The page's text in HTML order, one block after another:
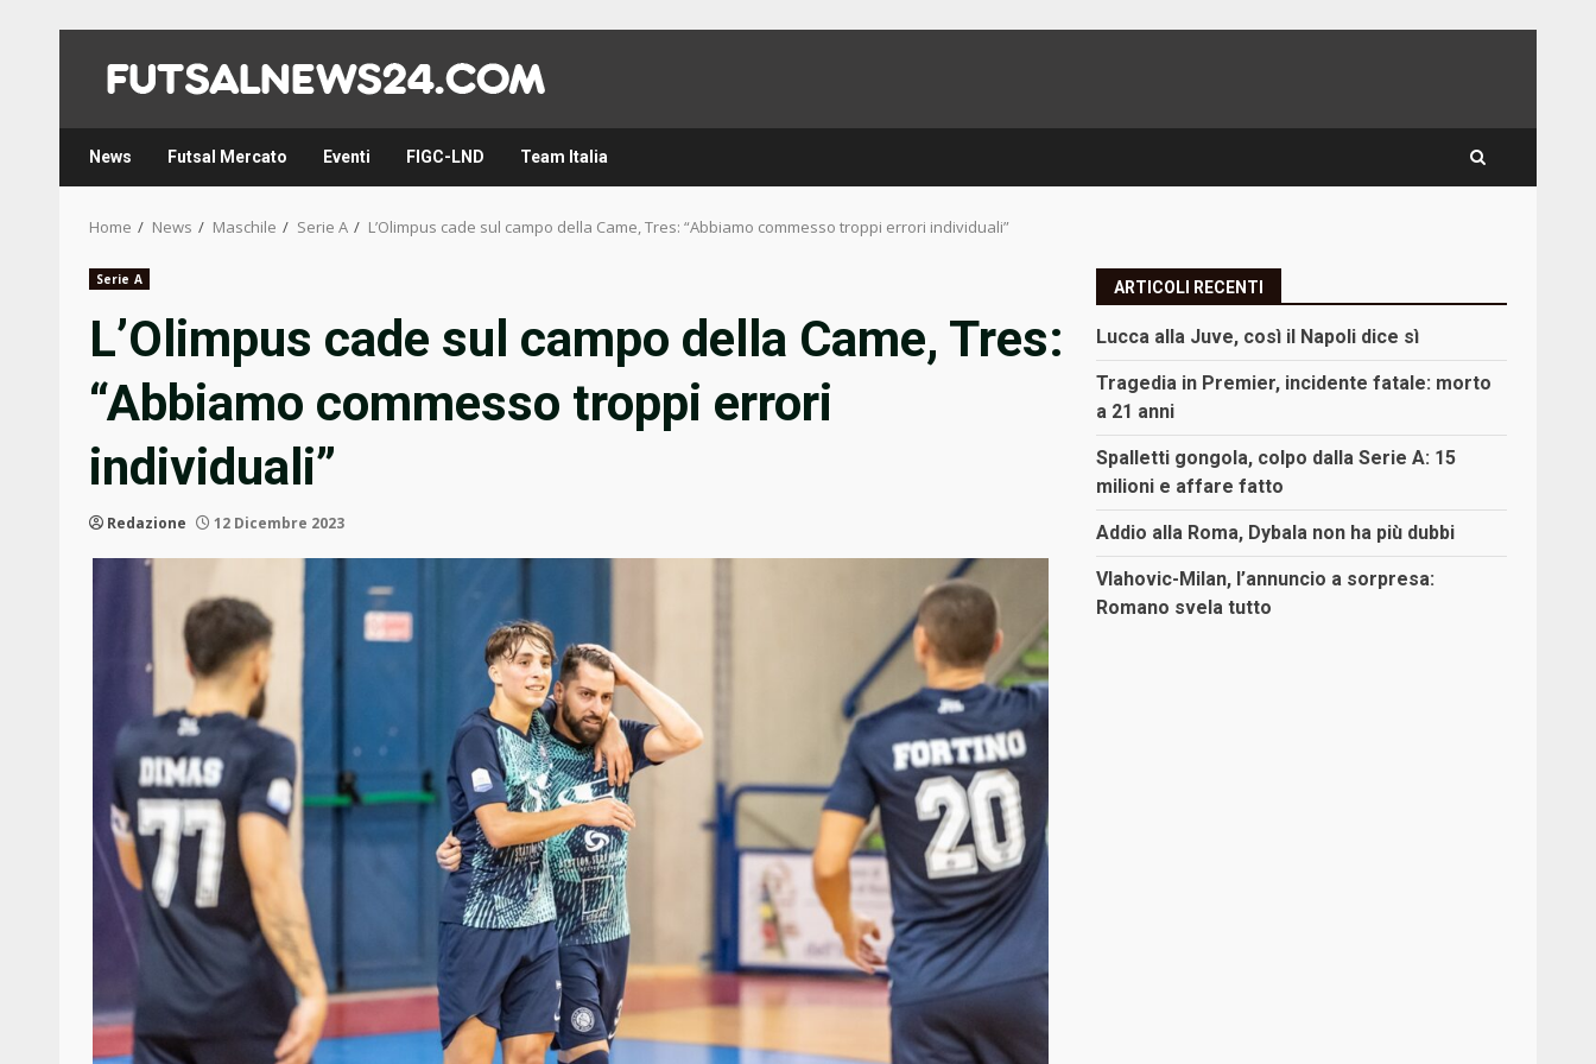
content
News Futsal Mercato Eventi FIGC-LND Team Italia
Home News Maschile Serie A L’Olimpus cade sul campo della Came, Tres: “Abbiamo commesso troppi errori individuali”
Serie A
L’Olimpus cade sul campo della Came, Tres:
“Abbiamo commesso troppi errori
individuali”
Redazione 12 Dicembre 2023
ARTICOLI RECENTI
Lucca alla Juve, così il Napoli dice sì
Tragedia in Premier, incidente fatale: morto
a 21 anni
Spalletti gongola, colpo dalla Serie A: 15
milioni e affare fatto
Addio alla Roma, Dybala non ha più dubbi
Vlahovic-Milan, l’annuncio a sorpresa:
Romano svela tutto